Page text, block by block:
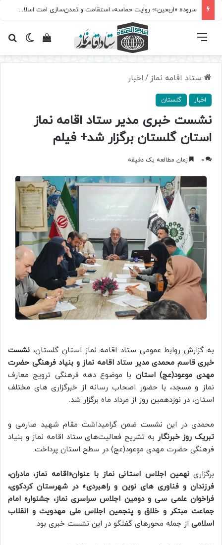
سروده‌ «اربعین»؛ روایت حماسه، استقامت و تمدن‌سازی امت اسلامی
تغییرمشاهده فهرست
ستاد اقامه نماز / اخبار
اخبار گلستان
نشست خبری مدیر ستاد اقامه نماز
استان گلستان برگزار شد+ فیلم
0 زمان مطالعه یک دقیقه
به گزارش روابط عمومی ستاد اقامه نماز استان گلستان، نشست
خبری قاسم محمدی مدیر ستاد اقامه نماز و بنیاد فرهنگی حضرت
مهدی موعود(عج) استان با موضوع دهه فرهنگی ترویج معارف
نماز و مسجد، با حضور اصحاب رسانه از خبرگزاری های مختلف
استان، در نوزدهمین روز از مرداد ماه برگزار شد.
محمدی در این نشست ضمن گرامیداشت مقام شهید صارمی و
تبریک روز خبرنگار به تشریح فعالیت‌های ستاد اقامه نماز و بنیاد
فرهنگی حضرت مهدی موعود(عج) در سطح استان پرداخت.
برگزارینهمین اجلاس استانی نماز با عنوان«اقامه نماز، مادران،
فرزندان و فناوری های نوین و راهبردی» در شهرستان کردکوی،
فراخوان علمی سی و دومین اجلاس سراسری نماز، جشنواره امام
جماعت مبتکر و خلاق و پنجمین اجلاس ملی مهدویت و انقلاب
اسلامی از جمله محورهای گفتگو در این نشست خبری بود.